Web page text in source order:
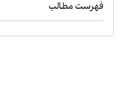
فهرست مطالب​